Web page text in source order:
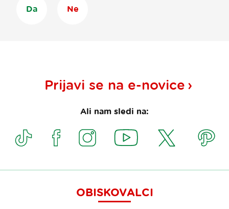
Da Ne
Prijavi se na e-novice
Ali nam sledi na:
OBISKOVALCI